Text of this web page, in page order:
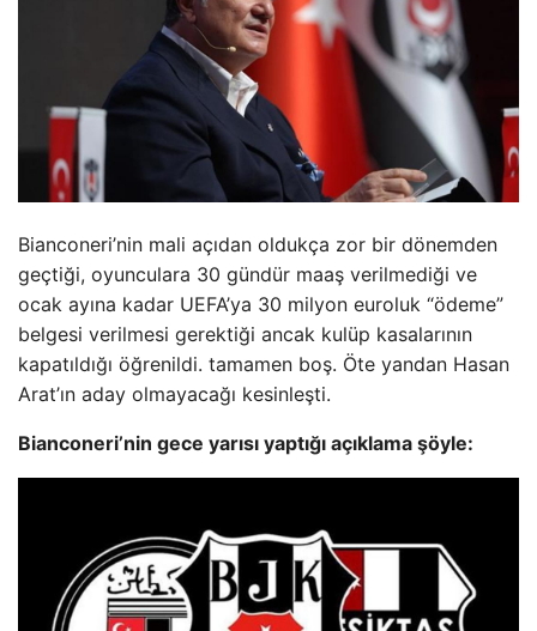
Bianconeri’nin mali açıdan oldukça zor bir dönemden
geçtiği, oyunculara 30 gündür maaş verilmediği ve
ocak ayına kadar UEFA’ya 30 milyon euroluk “ödeme”
belgesi verilmesi gerektiği ancak kulüp kasalarının
kapatıldığı öğrenildi. tamamen boş. Öte yandan Hasan
Arat’ın aday olmayacağı kesinleşti.
Bianconeri’nin gece yarısı yaptığı açıklama şöyle: